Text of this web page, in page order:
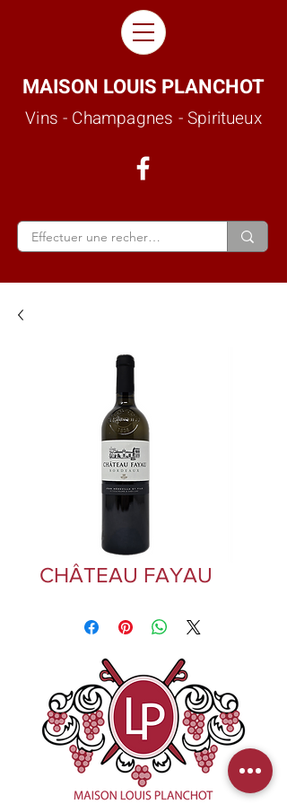
MAISON LOUIS PLANCHOT
Vins - Champagnes - Spiritueux
CHÂTEAU FAYAU